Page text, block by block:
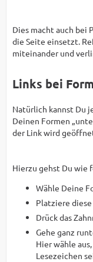
Dies macht auch bei
die Seite einsetzt.
miteinander und
Links bei
Natürlich kannst Du
Deinen Formen
der Link wird
Hierzu gehst Du wie
Wähle Deine
Platziere
Drück das
Gehe ganz
Hier wähle
Lesezeichen